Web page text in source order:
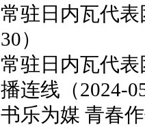
常驻日内瓦代
30）
常驻日内瓦代
播连线（2024-
书乐为媒 青春